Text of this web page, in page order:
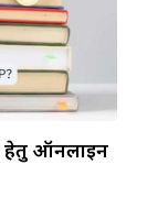
हेतु ऑनलाइन